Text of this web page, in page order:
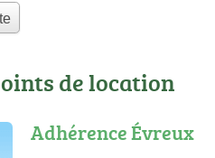
de location
Adhérence Évreux